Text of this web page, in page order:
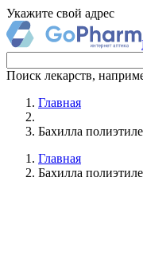
Укажите свой адрес
Поиск лекарств,
Главная
Бахилла
Главная
Бахилла